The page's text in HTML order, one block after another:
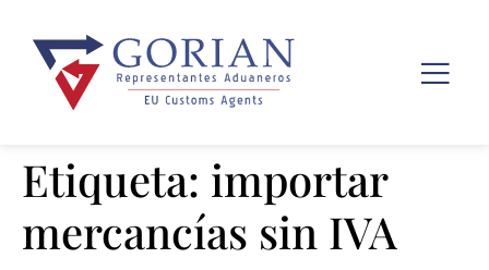
Etiqueta: importar
mercancías sin IVA